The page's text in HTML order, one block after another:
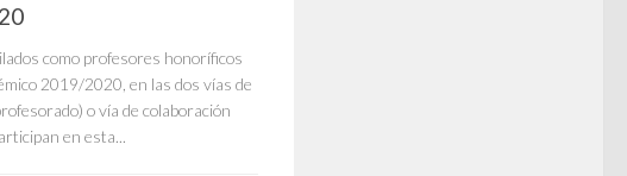
como profesores honoríficos
2019/2020, en las dos vías de
o vía de colaboración
en esta...